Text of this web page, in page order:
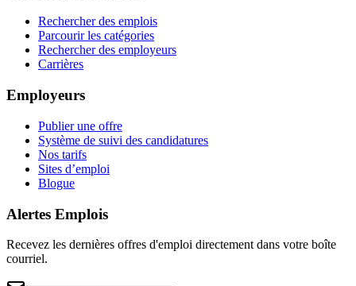
Rechercher des emplois
Parcourir les catégories
Rechercher des employeurs
Carrières
Employeurs
Publier une offre
Système de suivi des candidatures
Nos tarifs
Sites d’emploi
Blogue
Alertes Emplois
Recevez les dernières offres d'emploi directement dans votre boîte
courriel.